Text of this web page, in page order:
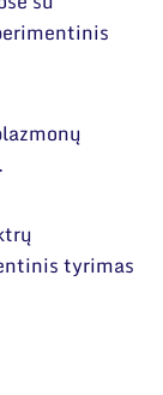
tyrimas